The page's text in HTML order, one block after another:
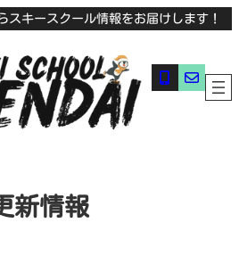
スキースクール情報をお届けします！
ア
イ
コ
ア
イ
コ
新情報